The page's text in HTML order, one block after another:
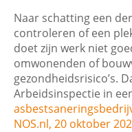
Naar schatting een
controleren of een
doet zijn werk niet
omwonenden of
gezondheidsrisico’s.
Arbeidsinspectie in
NOS.nl, 20 oktober